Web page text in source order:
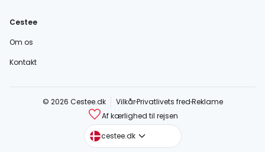
Cestee
Om os
Kontakt
© 2026 Cestee.dk VilkårPrivatlivets fredReklame
Af kærlighed til rejsen
cestee.dk
cestee.com
cestee.sk